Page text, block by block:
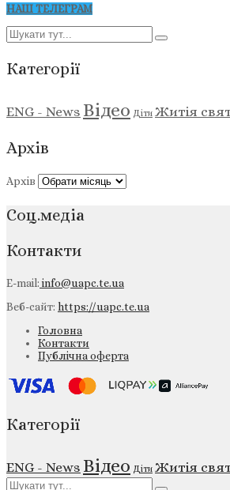
НАШ ТЕЛЕГРАМ
Категорії
ENG - News Відео Діти Житія
Архів
Архів
Соц.медіа
Контакти
E-mail:info@uapc.te.ua
Веб-сайт: https://uapc.te.ua
Головна
Контакти
Публічна оферта
Категорії
ENG - News Відео Діти Житія